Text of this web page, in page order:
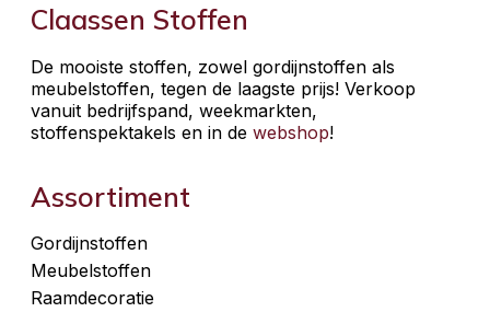
Claassen Stoffen
De mooiste stoffen, zowel gordijnstoffen als
meubelstoffen, tegen de laagste prijs! Verkoop
vanuit bedrijfspand, weekmarkten,
stoffenspektakels en in de webshop!
Assortiment
Gordijnstoffen
Meubelstoffen
Raamdecoratie